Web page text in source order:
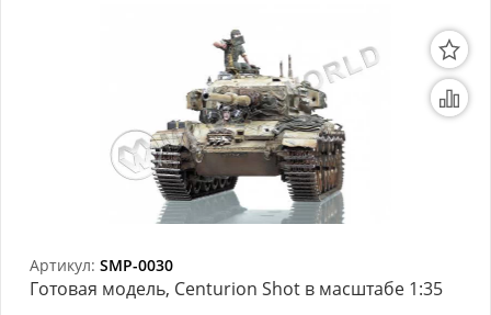
Артикул: SMP-0030
Готовая модель, Centurion Shot в масштабе 1:35